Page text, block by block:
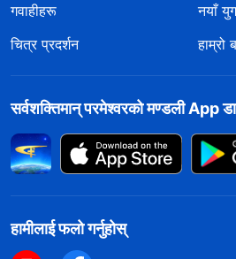
गवाहीहरू
नयाँ युग
चित्र प्रदर्शन
हाम्रो
सर्वशक्तिमान्‌ परमेश्‍वरको मण्डली App
हामीलाई फलो गर्नुहोस्